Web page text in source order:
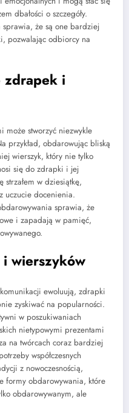
dbałości o szczegóły.
sprawia, że są one bardziej
pozwalając odbiorcy na
zdrapek i
może stworzyć niezwykle
przykład, obdarowując bliską
wierszyk, który nie tylko
się do zdrapki i jej
strzałem w dziesiątkę,
uczucie docenienia.
sprawia, że
i zapadają w pamięć,
i wierszyków
ewoluują, zdrapki
zyskiwać na popularności.
w poszukiwaniach
nietypowymi prezentami
na twórcach coraz bardziej
współczesnych
z nowoczesnością,
formy obdarowywania, które
obdarowywanym, ale